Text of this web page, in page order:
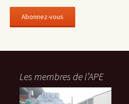
r
s
Les membres de l’APE